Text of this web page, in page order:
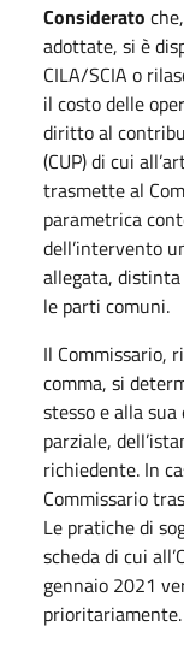
Considerato
adottate, si è
CILA/SCIA o
il costo delle
diritto al
(CUP) di cui
trasmette al
parametrica
dell’intervento
allegata,
le parti comuni.
Il Commissario,
comma, si
stesso e alla
parziale,
richiedente. In
Commissario
Le pratiche di
scheda di cui
gennaio 2021
prioritariamente.